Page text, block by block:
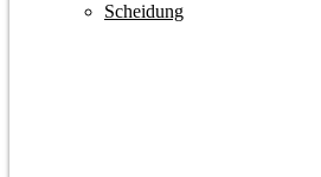
Scheidung